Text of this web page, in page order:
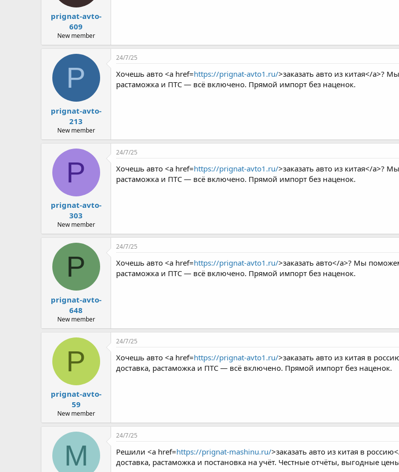
prignat-avto-
609
New member
P
prignat-avto-
213
New member
24/7/25
Хочешь авто <a href=https://prignat-avto1.ru/>заказать авто из китая</a>?
растаможка и ПТС — всё включено. Прямой импорт без наценок.
P
prignat-avto-
303
New member
24/7/25
Хочешь авто <a href=https://prignat-avto1.ru/>заказать авто из китая</a>?
растаможка и ПТС — всё включено. Прямой импорт без наценок.
P
prignat-avto-
648
New member
24/7/25
Хочешь авто <a href=https://prignat-avto1.ru/>заказать авто</a>? Мы
растаможка и ПТС — всё включено. Прямой импорт без наценок.
P
prignat-avto-
59
New member
24/7/25
Хочешь авто <a href=https://prignat-avto1.ru/>заказать авто из китая в
доставка, растаможка и ПТС — всё включено. Прямой импорт без наценок.
M
24/7/25
Решили <a href=https://prignat-mashinu.ru/>заказать авто из китая в
доставка, растаможка и постановка на учёт. Честные отчёты, выгодные